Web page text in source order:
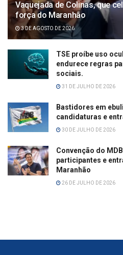
Vaquejada de Colinas, que
força do Maranhão
3 DE AGOSTO DE 2026
TSE proíbe uso
endurece regras
sociais.
31 DE JULHO DE 2026
Bastidores em
candidaturas e
30 DE JULHO DE 2026
Convenção do
participantes e
Maranhão
26 DE JULHO DE 2026